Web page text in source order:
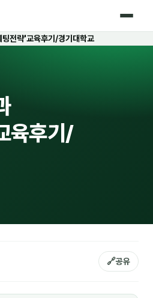
10
팅전략'교육후기/경기대학교
육후기/
🔗공유